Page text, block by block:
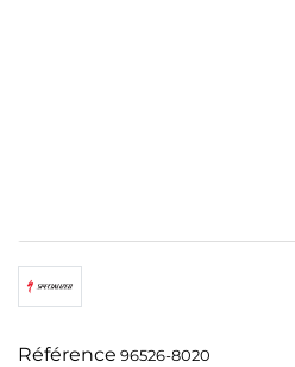
Référence 96526-8020